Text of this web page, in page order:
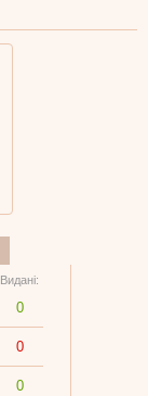
Видані:
0
0
0